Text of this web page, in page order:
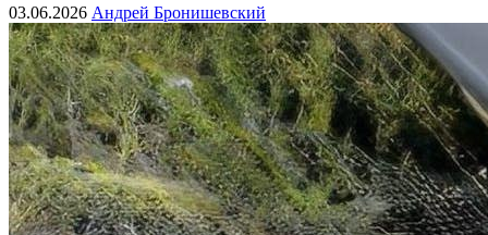
03.06.2026 Андрей Бронишевский